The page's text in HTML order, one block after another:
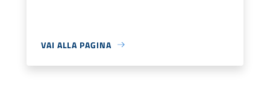
VAI ALLA PAGINA